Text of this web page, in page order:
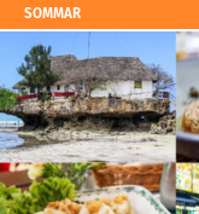
SOMMAR